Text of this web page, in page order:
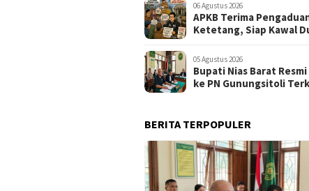
06 Agustus 2026
APKB Terima
Ketetang, Siap Kawal
Jalur Hukum
05 Agustus 2026
Bupati Nias Barat
ke PN Gunungsitoli
BERITA TERPOPULER